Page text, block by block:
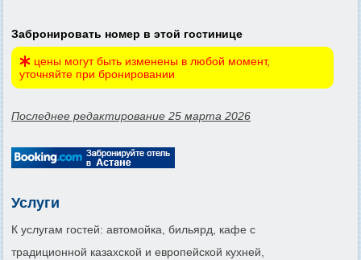
Забронировать номер в этой гостинице
цены могут быть изменены в любой момент,
уточняйте при бронировании
Последнее редактирование 25 марта 2026
Услуги
К услугам гостей: автомойка, бильярд, кафе с
традиционной казахской и европейской кухней,